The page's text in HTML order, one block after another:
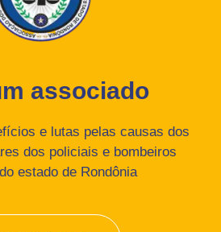
associado
e lutas pelas causas dos
dos policiais e bombeiros
estado de Rondônia